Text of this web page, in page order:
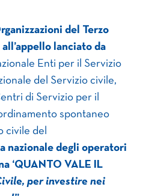
del Terzo
lanciato da
Enti per il Servizio
del Servizio civile,
di Servizio per il
spontaneo
civile del
nazionale degli operatori
‘QUANTO VALE IL
per investire nei